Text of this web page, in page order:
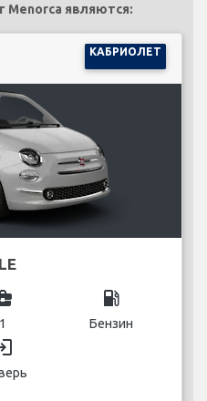
Menorca являются:
КАБРИОЛЕТ
1
local_gas_station
Бензин